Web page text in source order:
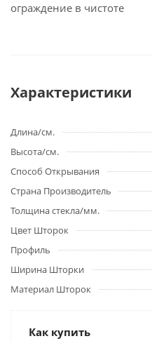
ограждение в чистоте
Характеристики
Длина/см.
Высота/см.
Способ Открывания
Страна Производитель
Толщина стекла/мм.
Цвет Шторок
Профиль
Ширина Шторки
Материал Шторок
Как купить